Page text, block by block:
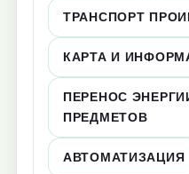
ТРАНСПОРТ
КАРТА И
ПЕРЕНОС
ПРЕДМЕТОВ
АВТОМАТИЗАЦИЯ